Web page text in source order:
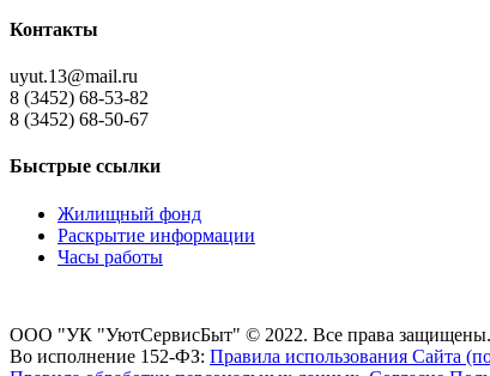
Контакты
uyut.13@mail.ru
8 (3452) 68-53-82
8 (3452) 68-50-67
Быстрые ссылки
Жилищный фонд
Раскрытие информации
Часы работы
ООО "УК "УютСервисБыт" © 2022. Все права защищены.
Во исполнение 152-ФЗ: Правила использования Сайта